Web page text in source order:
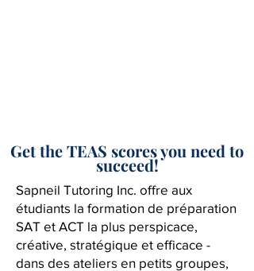
Get the TEAS scores you need to
succeed!
Sapneil Tutoring Inc. offre aux
étudiants la formation de préparation
SAT et ACT la plus perspicace,
créative, stratégique et efficace -
dans des ateliers en petits groupes,